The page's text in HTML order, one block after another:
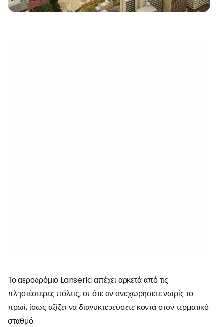
Το αεροδρόμιο Lanseria απέχει αρκετά από τις
πλησιέστερες πόλεις, οπότε αν αναχωρήσετε νωρίς το
πρωί, ίσως αξίζει να διανυκτερεύσετε κοντά στον τερματικό
σταθμό.